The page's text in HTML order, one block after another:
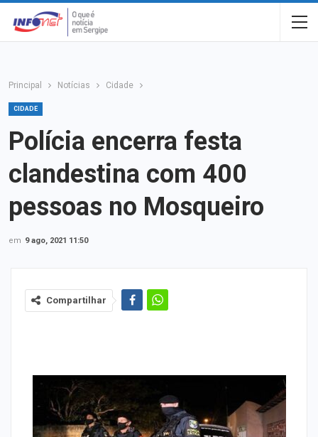
Principal Notícias Cidade
CIDADE
Polícia encerra festa
clandestina com 400
pessoas no Mosqueiro
em 9 ago, 2021 11:50
Compartilhar